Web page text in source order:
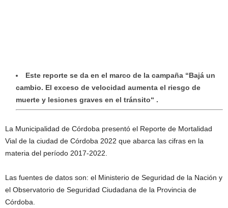
Este reporte se da en el marco de la campaña “Bajá un
cambio. El exceso de velocidad aumenta el riesgo de
muerte y lesiones graves en el tránsito“ .
La Municipalidad de Córdoba presentó el Reporte de Mortalidad
Vial de la ciudad de Córdoba 2022 que abarca las cifras en la
materia del período 2017-2022.
Las fuentes de datos son: el Ministerio de Seguridad de la Nación y
el Observatorio de Seguridad Ciudadana de la Provincia de
Córdoba.